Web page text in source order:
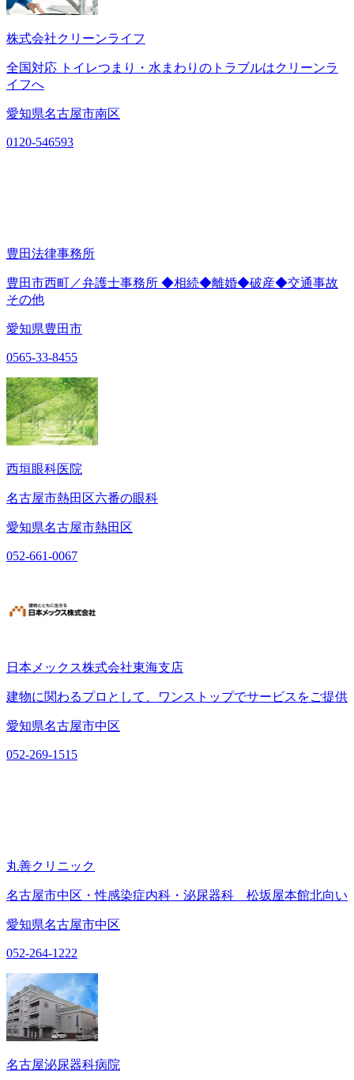
株式会社クリーンライフ
全国対応 トイレつまり・水まわりのトラブルはクリーンラ
イフへ
愛知県名古屋市南区
0120-546593
豊田法律事務所
豊田市西町／弁護士事務所 ◆相続◆離婚◆破産◆交通事故
その他
愛知県豊田市
0565-33-8455
西垣眼科医院
名古屋市熱田区六番の眼科
愛知県名古屋市熱田区
052-661-0067
日本メックス株式会社東海支店
建物に関わるプロとして、ワンストップでサービスをご提供
愛知県名古屋市中区
052-269-1515
丸善クリニック
名古屋市中区・性感染症内科・泌尿器科 松坂屋本館北向い
愛知県名古屋市中区
052-264-1222
名古屋泌尿器科病院